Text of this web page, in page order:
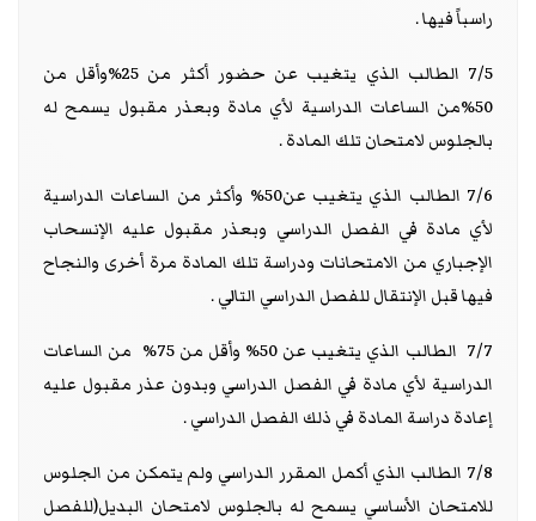
راسباً فيها .
7/5 الطالب الذي يتغيب عن حضور أكثر من 25%وأقل من
50%من الساعات الدراسية لأي مادة وبعذر مقبول يسمح له
بالجلوس لامتحان تلك المادة .
7/6 الطالب الذي يتغيب عن50% وأكثر من الساعات الدراسية
لأي مادة في الفصل الدراسي وبعذر مقبول عليه الإنسحاب
الإجباري من الامتحانات ودراسة تلك المادة مرة أخرى والنجاح
فيها قبل الإنتقال للفصل الدراسي التالي .
7/7 الطالب الذي يتغيب عن 50% وأقل من 75% من الساعات
الدراسية لأي مادة في الفصل الدراسي وبدون عذر مقبول عليه
إعادة دراسة المادة في ذلك الفصل الدراسي .
7/8 الطالب الذي أكمل المقرر الدراسي ولم يتمكن من الجلوس
للامتحان الأساسي يسمح له بالجلوس لامتحان البديل(للفصل